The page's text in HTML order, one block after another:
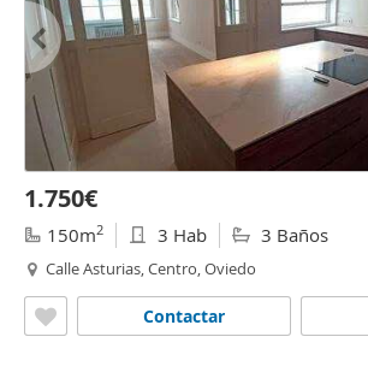
1.750€
150m2 3 Hab 3 Baños
Calle Asturias, Centro, Oviedo
Contactar